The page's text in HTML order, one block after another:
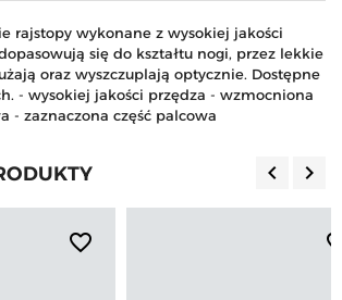
rajstopy wykonane z wysokiej jakości
się do kształtu nogi, przez lekkie
oraz wyszczuplają optycznie. Dostępne
- wysokiej jakości przędza - wzmocniona
- zaznaczona część palcowa
keyboard_arrow_left keyboard_arrow_right
favorite_border